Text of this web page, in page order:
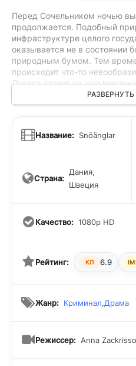
Перед Сочельником ночью
продолжается. Подобный
инфраструктуре целого
оказывается не в состоянии
природным бумом. Тем
происходит что-то
Лукаса ставит на уши
полицейских. Молодые
делать дальше. За дело
пытается выяснить, что
сталкивается со странными
Название: Snöänglar
Страна:
Дания,
Швеция
Качество: 1080p HD
Рейтинг: КП 6.9
Жанр: Криминал,Драма
Режиссер: Anna